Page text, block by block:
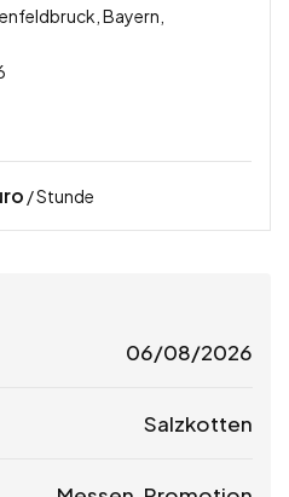
Bayern,
/ Stunde
06/08/2026
Salzkotten